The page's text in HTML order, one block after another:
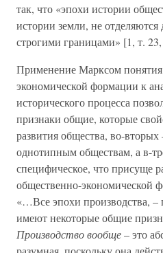
так, что «эпохи истории
истории земли, не отделяются
строгими границами» [1, т.
Применение Марксом
экономической формации к
исторического процесса
признаки общие, которые
развития общества, во-
однотипным обществам, а в-
специфическое, что присуще
общественно-экономической
«…Все эпохи производства, –
имеют некоторые общие
Производство вообще– это